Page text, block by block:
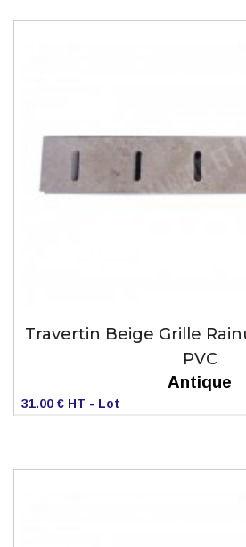
Travertin Beige Grille
PVC
Antique
31.00 € HT - Lot